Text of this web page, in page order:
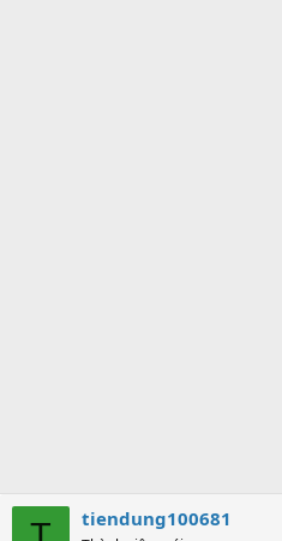
tiendung100681